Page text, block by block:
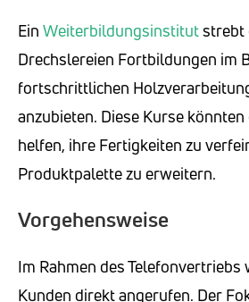
Ein Weiterbildungsinstitutstrebt
Drechslereien Fortbildungen im
fortschrittlichen
anzubieten. Diese Kurse
helfen, ihre Fertigkeiten zu
Produktpalette zu erweitern.
Vorgehensweise
Im Rahmen des
Kunden direkt angerufen. Der